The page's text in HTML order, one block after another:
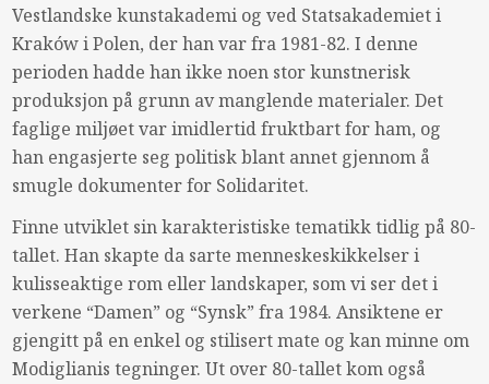
Vestlandske kunstakademi og ved Statsakademiet i
Kraków i Polen, der han var fra 1981-82. I denne
perioden hadde han ikke noen stor kunstnerisk
produksjon på grunn av manglende materialer. Det
faglige miljøet var imidlertid fruktbart for ham, og
han engasjerte seg politisk blant annet gjennom å
smugle dokumenter for Solidaritet.
Finne utviklet sin karakteristiske tematikk tidlig på 80-
tallet. Han skapte da sarte menneskeskikkelser i
kulisseaktige rom eller landskaper, som vi ser det i
verkene “Damen” og “Synsk” fra 1984. Ansiktene er
gjengitt på en enkel og stilisert mate og kan minne om
Modiglianis tegninger. Ut over 80-tallet kom også